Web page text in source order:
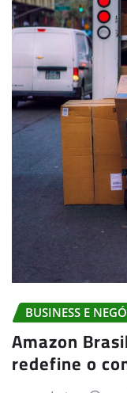
BUSINESS E
Amazon
redefine o